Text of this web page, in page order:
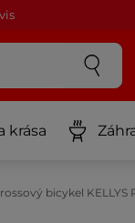
krása
bicykel KELLYS